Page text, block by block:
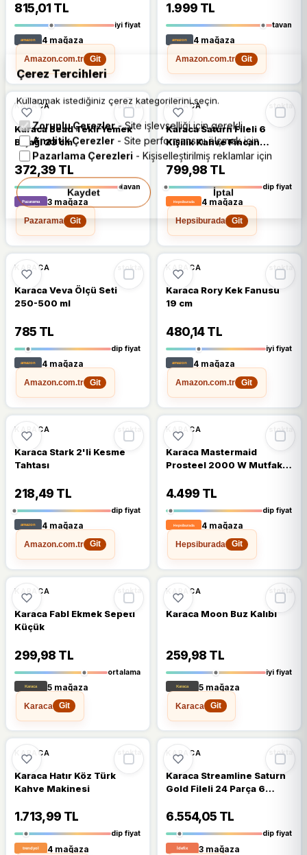
815,01 TL
iyi fiyat
4 mağaza
Amazon.com.tr
Git
1.999 TL
tavan
4 mağaza
Amazon.com.tr
Git
KARACA stokta
Karaca Bead Tekli Yemek
Bıçağı 23 cm
372,39 TL
tavan
3 mağaza
Pazarama
Git
%62 %62 DÜŞTÜ
KARACA stokta
Karaca Saturn Fileli 6
Kişilik Kahve Fincan
Takımı
799,98 TL
dip fiyat
4 mağaza
Hepsiburada
Git
%51 %51 DÜŞTÜ
KARACA stokta
Karaca Veva Ölçü Seti
250-500 ml
785 TL
dip fiyat
4 mağaza
Amazon.com.tr
Git
%40 %40 DÜŞTÜ
KARACA stokta
Karaca Rory Kek Fanusu
19 cm
480,14 TL
iyi fiyat
4 mağaza
Amazon.com.tr
Git
%64 %64 DÜŞTÜ
KARACA stokta
Karaca Stark 2'li Kesme
Tahtası
218,49 TL
dip fiyat
4 mağaza
Amazon.com.tr
Git
%55 %55 DÜŞTÜ
KARACA stokta
Karaca Mastermaid
Prosteel 2000 W Mutfak
4.499 TL
dip fiyat
4 mağaza
Hepsiburada
Git
KARACA stokta
Karaca Fabl Ekmek Sepeti
Küçük
299,98 TL
ortalama
5 mağaza
Karaca
Git
%28 DÜŞTÜ
KARACA stokta
Karaca Moon Buz Kalıbı
259,98 TL
iyi fiyat
5 mağaza
Karaca
Git
%48 %48 DÜŞTÜ
KARACA stokta
Karaca Hatır Köz Türk
Kahve Makinesi
1.713,99 TL
dip fiyat
4 mağaza
%47 %47 DÜŞTÜ
KARACA stokta
Karaca Streamline Saturn
Gold Fileli 24 Parça 6
6.554,05 TL
dip fiyat
3 mağaza
Çerez Tercihleri
Kullanmak istediğiniz çerez kategorilerini seçin.
Zorunlu Çerezler- Site işlevselliği için gerekli
Analitik Çerezler - Site performansını ölçmek için
Pazarlama Çerezleri - Kişiselleştirilmiş reklamlar için
Kaydet İptal